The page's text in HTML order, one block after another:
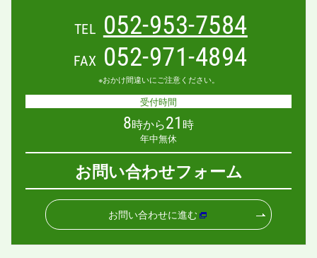
TEL 052-953-7584
FAX 052-971-4894
※おかけ間違いにご注意ください。
受付時間
8時から21 時
年中無休
お問い合わせフォーム
お問い合わせに進む